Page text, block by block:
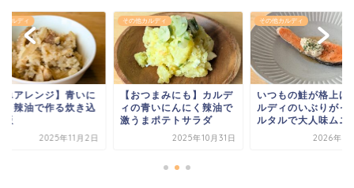
カルディ
単アレンジ】青いに
く辣油で作る炊き込
飯
2025年11月2日
その他カルディ
【おつまみにも】カルデ
ィの青いにんにく辣油で
激うまポテトサラダ
2025年10月31日
その他カルディ
いつもの鮭が格上げ
ルディのいぶりがっ
ルタルで大人味ムニ
2026年1